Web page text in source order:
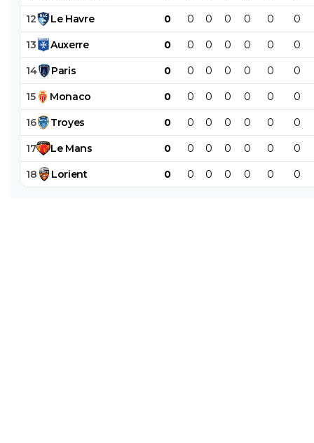
12 Le Havre 0 0 0 0 0 0 0
13 Auxerre 0 0 0 0 0 0 0
14 Paris 0 0 0 0 0 0 0
15 Monaco 0 0 0 0 0 0 0
16 Troyes 0 0 0 0 0 0 0
17 Le Mans 0 0 0 0 0 0 0
18 Lorient 0 0 0 0 0 0 0